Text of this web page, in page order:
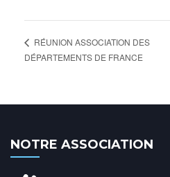
RÉUNION ASSOCIATION DES
DÉPARTEMENTS DE FRANCE
NOTRE ASSOCIATION